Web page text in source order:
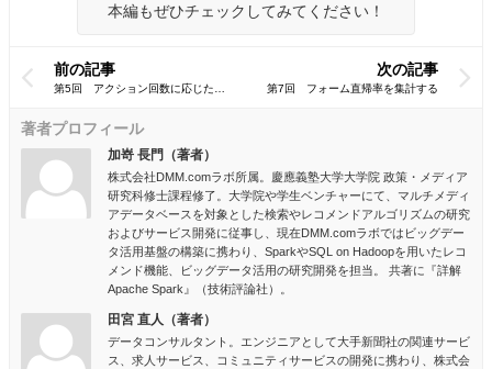
本編もぜひチェックしてみてください！
次の記事
前の記事
著者プロフィール
加嵜 長門（著者）
株式会社DMM.comラボ所属。慶應義塾大学大学院 政策・メディア
研究科修士課程修了。大学院や学生ベンチャーにて、マルチメディ
アデータベースを対象とした検索やレコメンドアルゴリズムの研究
およびサービス開発に従事し、現在DMM.comラボではビッグデー
タ活用基盤の構築に携わり、SparkやSQL on Hadoopを用いたレコ
メンド機能、ビッグデータ活用の研究開発を担当。 共著に『詳解
Apache Spark』（技術評論社）。
田宮 直人（著者）
データコンサルタント。エンジニアとして大手新聞社の関連サービ
ス、求人サービス、コミュニティサービスの開発に携わり、株式会